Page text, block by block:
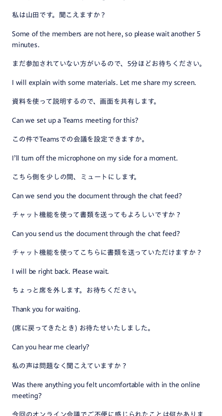
私は山田です。聞こえますか？
Some of the members are not here, so please wait another 5
minutes.
まだ参加されていない方がいるので、5分ほどお待ちください。
I will explain with some materials. Let me share my screen.
資料を使って説明するので、画面を共有します。
Can we set up a Teams meeting for this?
この件でTeamsでの会議を設定できますか。
I’ll turn off the microphone on my side for a moment.
こちら側を少しの間、ミュートにします。
Can we send you the document through the chat feed?
チャット機能を使って書類を送ってもよろしいですか？
Can you send us the document through the chat feed?
チャット機能を使ってこちらに書類を送っていただけますか？
I will be right back. Please wait.
ちょっと席を外します。お待ちください。
Thank you for waiting.
(席に戻ってきたとき) お待たせいたしました。
Can you hear me clearly?
私の声は問題なく聞こえていますか？
Was there anything you felt uncomfortable with in the online
meeting?
今回のオンライン会議でご不便に感じられたことは何かありま